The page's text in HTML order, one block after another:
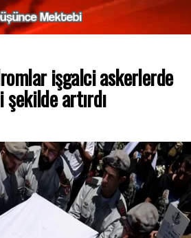
işgalci askerlerde
artırdı